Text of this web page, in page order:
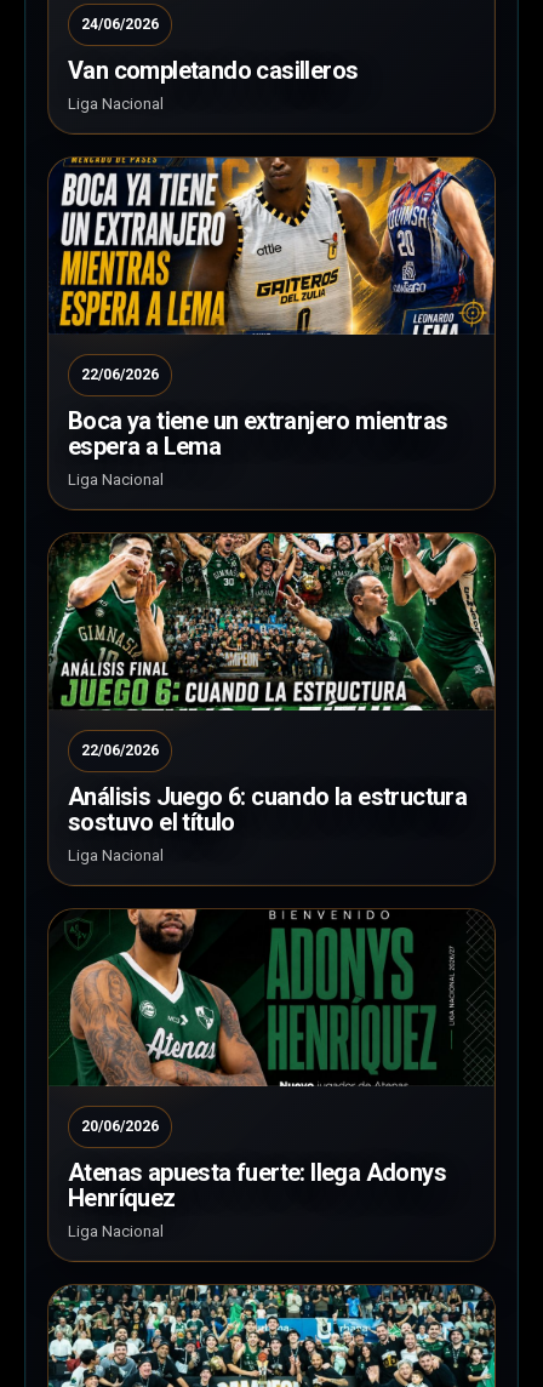
24/06/2026
Van completando casilleros
Liga Nacional
22/06/2026
Boca ya tiene un extranjero mientras
espera a Lema
Liga Nacional
22/06/2026
Análisis Juego 6: cuando la estructura
sostuvo el título
Liga Nacional
20/06/2026
Atenas apuesta fuerte: llega Adonys
Henríquez
Liga Nacional